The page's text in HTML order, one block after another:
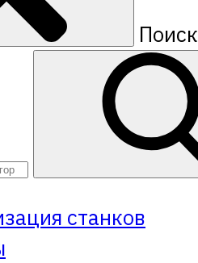
Поиск
станков